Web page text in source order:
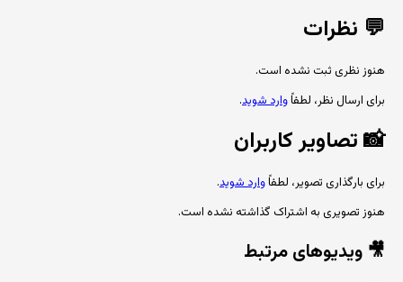
💬 نظرات
هنوز نظری ثبت نشده است.
برای ارسال نظر، لطفاًوارد شوید.
📸تصاویر کاربران
برای بارگذاری تصویر، لطفاًوارد شوید.
هنوز تصویری به اشتراک گذاشته نشده است.
🎥 ویدیوهای مرتبط